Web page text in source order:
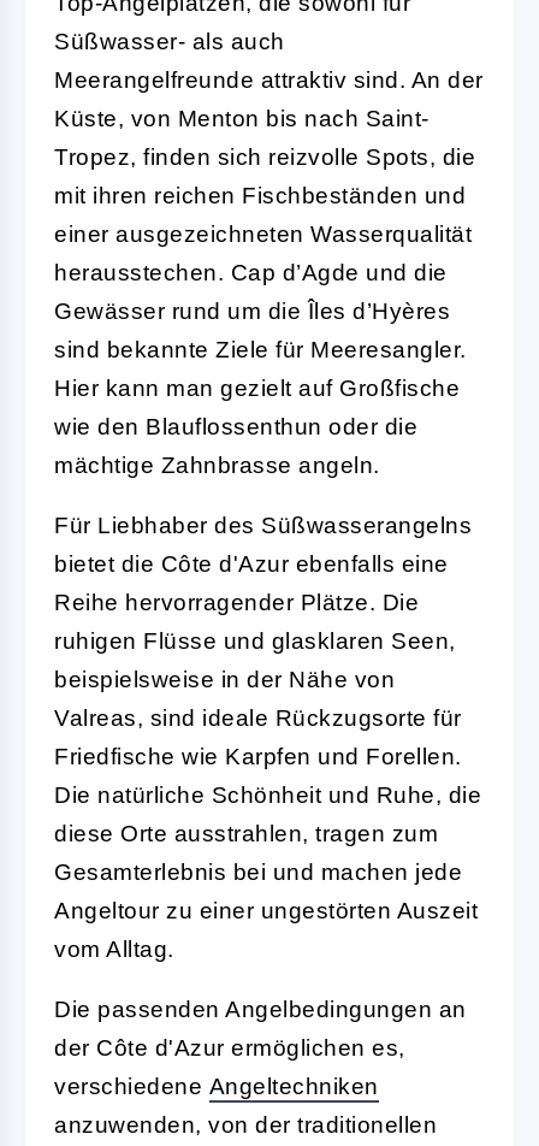
Süßwasser- als auch
Meerangelfreunde attraktiv sind. An der
Küste, von Menton bis nach Saint-
Tropez, finden sich reizvolle Spots, die
mit ihren reichen Fischbeständen und
einer ausgezeichneten Wasserqualität
herausstechen. Cap d’Agde und die
Gewässer rund um die Îles d’Hyères
sind bekannte Ziele für Meeresangler.
Hier kann man gezielt auf Großfische
wie den Blauflossenthun oder die
mächtige Zahnbrasse angeln.
Für Liebhaber des Süßwasserangelns
bietet die Côte d'Azur ebenfalls eine
Reihe hervorragender Plätze. Die
ruhigen Flüsse und glasklaren Seen,
beispielsweise in der Nähe von
Valreas, sind ideale Rückzugsorte für
Friedfische wie Karpfen und Forellen.
Die natürliche Schönheit und Ruhe, die
diese Orte ausstrahlen, tragen zum
Gesamterlebnis bei und machen jede
Angeltour zu einer ungestörten Auszeit
vom Alltag.
Die passenden Angelbedingungen an
der Côte d'Azur ermöglichen es,
verschiedene Angeltechniken
anzuwenden, von der traditionellen